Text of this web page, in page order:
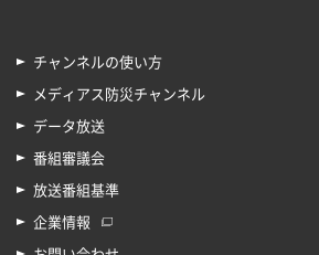
チャンネルの使い方
メディアス防災チャンネル
データ放送
番組審議会
放送番組基準
企業情報